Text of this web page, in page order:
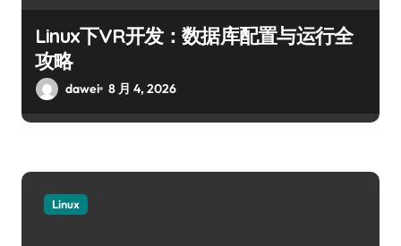
Linux下VR开发：数据库配置与运行全
攻略
dawei 8 月 4, 2026
Linux